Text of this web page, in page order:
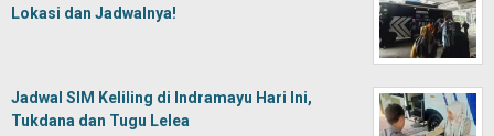
Lokasi dan Jadwalnya!
Jadwal SIM Keliling di Indramayu Hari Ini,
Tukdana dan Tugu Lelea